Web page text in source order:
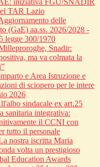
iniziativa FGU/SNADIR
TAR Lazio
delle
(GaE) aa.ss. 2026/2028 -
legge 300/1970
Snadir:
ma va colmata la
e Area Istruzione e
di sciopero per le intere
2026
sindacale ex art.25
sanitaria integrativa:
il CCNI con
tutto il personale
nostra iscritta Maria
volta un prestigioso
Education Awards